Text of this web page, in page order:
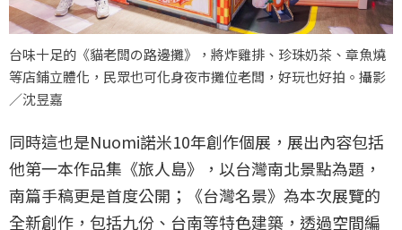
台味十足的《貓老闆の路邊攤》，將炸雞排、珍珠奶茶、章魚燒
等店鋪立體化，民眾也可化身夜市攤位老闆，好玩也好拍。攝影
／沈昱嘉
同時這也是Nuomi諾米10年創作個展，展出內容包括
他第一本作品集《旅人島》，以台灣南北景點為題，
南篇手稿更是首度公開；《台灣名景》為本次展覽的
全新創作，包括九份、台南等特色建築，透過空間編